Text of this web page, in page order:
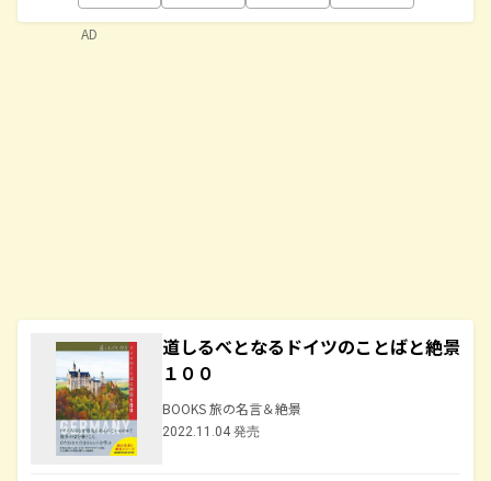
道しるべとなるドイツのことばと絶景
１００
BOOKS 旅の名言＆絶景
2022.11.04 発売
AD